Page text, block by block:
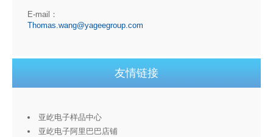
E-mail：
Thomas.wang@yageegroup.com
友情链接
亚屹电子样品中心
亚屹电子阿里巴巴店铺